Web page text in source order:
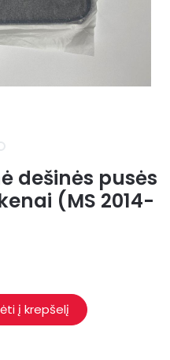
dešinės pusės
(MS 2014-
į krepšelį